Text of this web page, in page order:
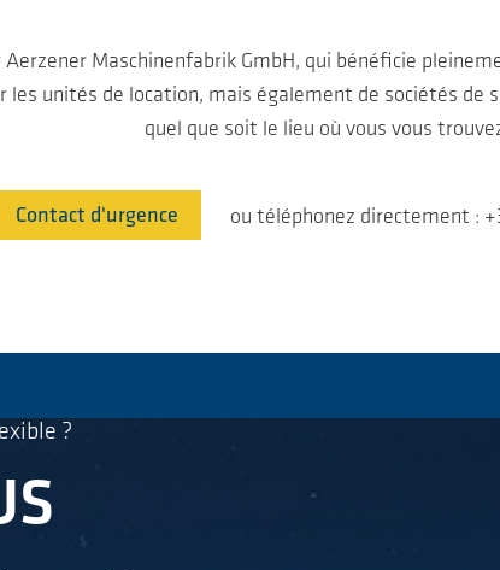
Maschinenfabrik GmbH, qui bénéficie
unités de location, mais également de sociétés de
quel que soit le lieu où vous vous
Contact d'urgence ou téléphonez directement :
?